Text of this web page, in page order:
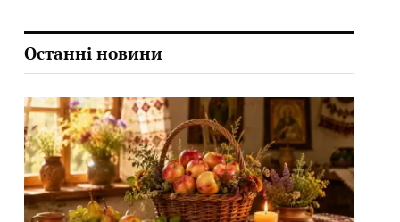
Останні новини